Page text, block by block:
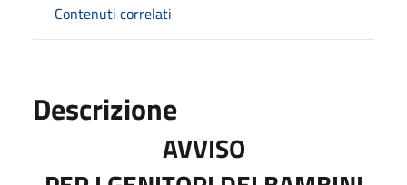
Contenuti correlati
Descrizione
AVVISO